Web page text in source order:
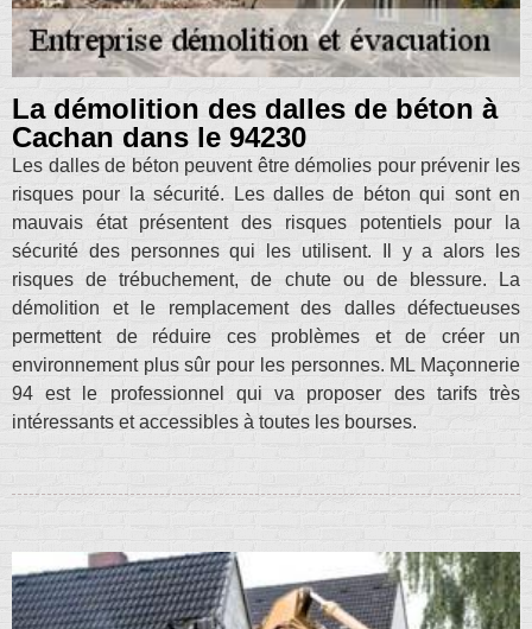
La démolition des dalles de béton à
Cachan dans le 94230
Les dalles de béton peuvent être démolies pour prévenir les
risques pour la sécurité. Les dalles de béton qui sont en
mauvais état présentent des risques potentiels pour la
sécurité des personnes qui les utilisent. Il y a alors les
risques de trébuchement, de chute ou de blessure. La
démolition et le remplacement des dalles défectueuses
permettent de réduire ces problèmes et de créer un
environnement plus sûr pour les personnes. ML Maçonnerie
94 est le professionnel qui va proposer des tarifs très
intéressants et accessibles à toutes les bourses.